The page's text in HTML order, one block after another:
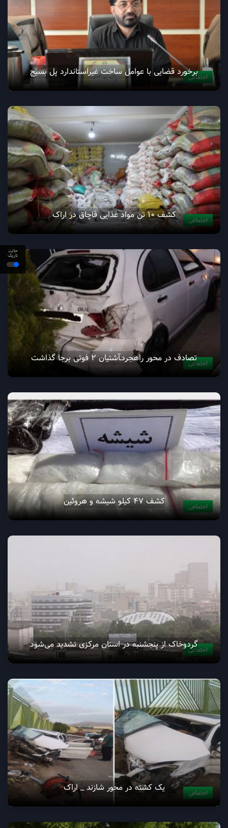
حالت
تاریک
اجتماعیبرخورد قضایی با عوامل ساخت غیراستاندارد پل بسیج
اجتماعی کشف ۱۰ تن مواد غذایی قاچاق در اراک
اجتماعیتصادف در محور راهجردـآشتیان 2 فوتی برجا گذاشت
اجتماعی کشف ۴۷ کیلو شیشه و هروئین
اجتماعیگردوخاک از پنجشنبه در استان مرکزی تشدید می‌شود
اجتماعی یک کشته در محور شازند _ اراک